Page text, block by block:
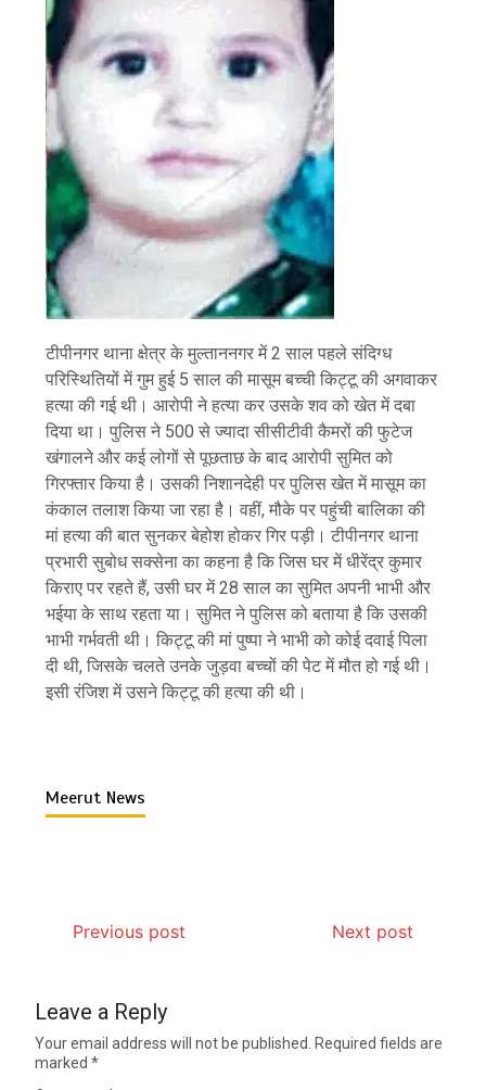
टीपीनगर थाना क्षेत्र के मुल्ताननगर में 2 साल पहले संदिग्ध
परिस्थितियों में गुम हुई 5 साल की मासूम बच्ची किट्टू की अगवाकर
हत्या की गई थी। आरोपी ने हत्या कर उसके शव को खेत में दबा
दिया था। पुलिस ने 500 से ज्यादा सीसीटीवी कैमरों की फुटेज
खंगालने और कई लोगों से पूछताछ के बाद आरोपी सुमित को
गिरफ्तार किया है। उसकी निशानदेही पर पुलिस खेत में मासूम का
कंकाल तलाश किया जा रहा है। वहीं, मौके पर पहुंची बालिका की
मां हत्या की बात सुनकर बेहोश होकर गिर पड़ी। टीपीनगर थाना
प्रभारी सुबोध सक्सेना का कहना है कि जिस घर में धीरेंद्र कुमार
किराए पर रहते हैं, उसी घर में 28 साल का सुमित अपनी भाभी और
भईया के साथ रहता या। सुमित ने पुलिस को बताया है कि उसकी
भाभी गर्भवती थी। किट्टू की मां पुष्पा ने भाभी को कोई दवाई पिला
दी थी, जिसके चलते उनके जुड़वा बच्चों की पेट में मौत हो गई थी।
इसी रंजिश में उसने किट्टू की हत्या की थी।
Meerut News
Previous post Next post
Leave a Reply
Your email address will not be published.
Required fields are
marked*